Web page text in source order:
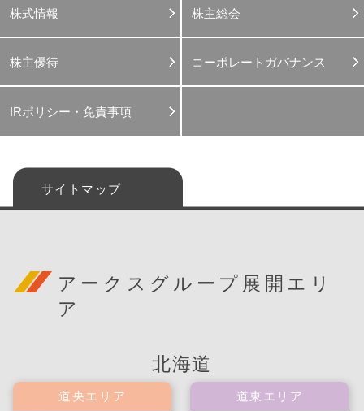
株式情報 株主総会
株主優待 コーポレートガバナンス
IRポリシー・免責事項
サイトマップ
アークスグループ展開エリ
ア
北海道
道央エリア 道東エリア